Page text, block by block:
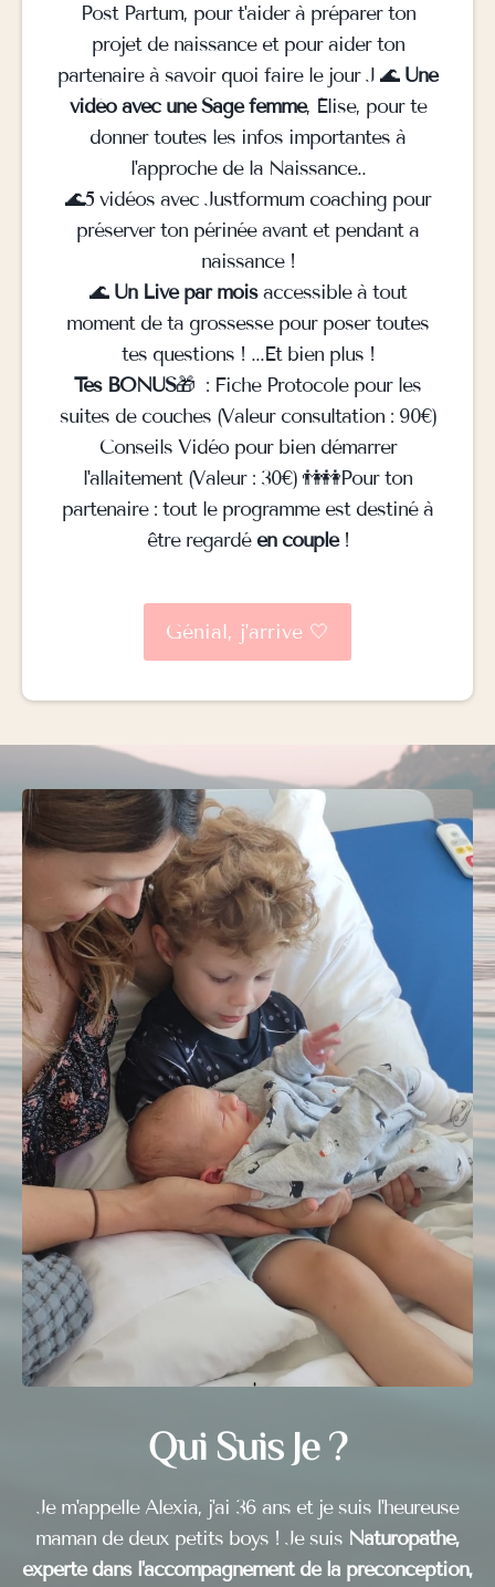
Post Partum, pour t'aider à préparer ton
projet de naissance et pour aider ton
partenaire à savoir quoi faire le jour J 🌊 Une
vidéo avec une Sage femme, Élise, pour te
donner toutes les infos importantes à
l'approche de la Naissance..
🌊5 vidéos avec Justformum coaching pour
préserver ton périnée avant et pendant a
naissance !
🌊 Un Live par moisaccessible à tout
moment de ta grossesse pour poser toutes
tes questions ! ...Et bien plus !
Tes BONUS🎁 : Fiche Protocole pour les
suites de couches (Valeur consultation : 90€)
Conseils Vidéo pour bien démarrer
l'allaitement (Valeur : 30€) 👫👭Pour ton
partenaire : tout le programme est destiné à
être regardé en couple!
Génial, j'arrive 🤍
Qui Suis Je ?
Je m'appelle Alexia, j'ai 36 ans et je suis l'heureuse
maman de deux petits boys ! Je suis Naturopathe,
experte dans l'accompagnement de la préconception,